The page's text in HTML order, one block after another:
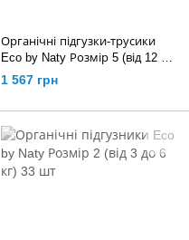
Органічні підгузки-трусики
Eco by Naty Розмір 5 (від 12 до
18 кг) 34 шт
1 567 грн